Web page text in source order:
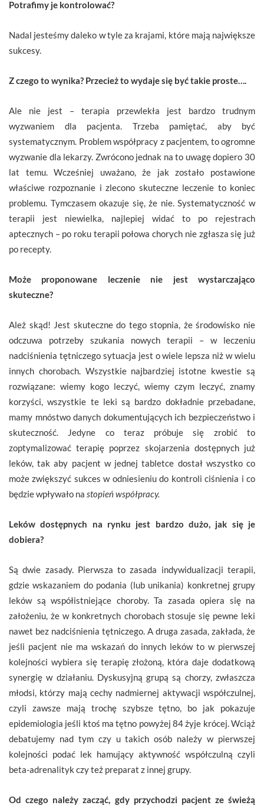
Potrafimy je kontrolować?
Nadal jesteśmy daleko w tyle za krajami, które mają największe
sukcesy.
Z czego to wynika? Przecież to wydaje się być takie proste….
Ale nie jest – terapia przewlekła jest bardzo trudnym
wyzwaniem dla pacjenta. Trzeba pamiętać, aby być
systematycznym. Problem współpracy z pacjentem, to ogromne
wyzwanie dla lekarzy. Zwrócono jednak na to uwagę dopiero 30
lat temu. Wcześniej uważano, że jak zostało postawione
właściwe rozpoznanie i zlecono skuteczne leczenie to koniec
problemu. Tymczasem okazuje się, że nie. Systematyczność w
terapii jest niewielka, najlepiej widać to po rejestrach
aptecznych – po roku terapii połowa chorych nie zgłasza się już
po recepty.
Może proponowane leczenie nie jest wystarczająco
skuteczne?
Ależ skąd! Jest skuteczne do tego stopnia, że środowisko nie
odczuwa potrzeby szukania nowych terapii – w leczeniu
nadciśnienia tętniczego sytuacja jest o wiele lepsza niż w wielu
innych chorobach. Wszystkie najbardziej istotne kwestie są
rozwiązane: wiemy kogo leczyć, wiemy czym leczyć, znamy
korzyści, wszystkie te leki są bardzo dokładnie przebadane,
mamy mnóstwo danych dokumentujących ich bezpieczeństwo i
skuteczność. Jedyne co teraz próbuje się zrobić to
zoptymalizować terapię poprzez skojarzenia dostępnych już
leków, tak aby pacjent w jednej tabletce dostał wszystko co
może zwiększyć sukces w odniesieniu do kontroli ciśnienia i co
będzie wpływało na stopień współpracy.
Leków dostępnych na rynku jest bardzo dużo, jak się je
dobiera?
Są dwie zasady. Pierwsza to zasada indywidualizacji terapii,
gdzie wskazaniem do podania (lub unikania) konkretnej grupy
leków są współistniejące choroby. Ta zasada opiera się na
założeniu, że w konkretnych chorobach stosuje się pewne leki
nawet bez nadciśnienia tętniczego. A druga zasada, zakłada, że
jeśli pacjent nie ma wskazań do innych leków to w pierwszej
kolejności wybiera się terapię złożoną, która daje dodatkową
synergię w działaniu. Dyskusyjną grupą są chorzy, zwłaszcza
młodsi, którzy mają cechy nadmiernej aktywacji współczulnej,
czyli zawsze mają trochę szybsze tętno, bo jak pokazuje
epidemiologia jeśli ktoś ma tętno powyżej 84 żyje krócej. Wciąż
debatujemy nad tym czy u takich osób należy w pierwszej
kolejności podać lek hamujący aktywność współczulną czyli
beta-adrenalityk czy też preparat z innej grupy.
Od czego należy zacząć, gdy przychodzi pacjent ze świeżą